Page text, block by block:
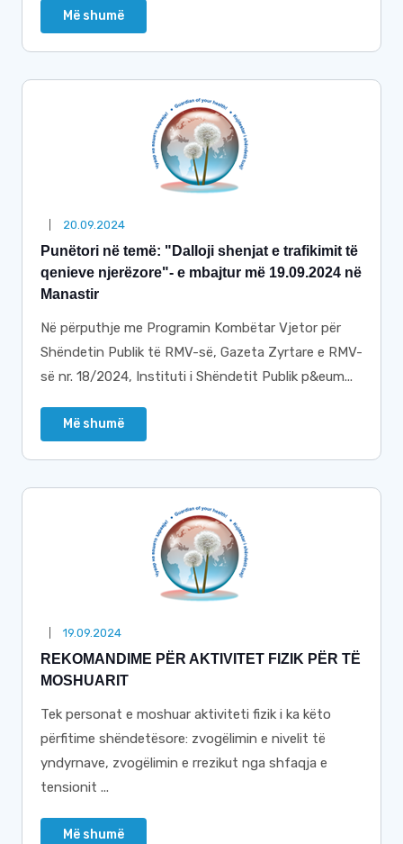
Më shumë
20.09.2024
Punëtori në temë: "Dalloji shenjat e trafikimit të
qenieve njerëzore"- e mbajtur më 19.09.2024 në
Manastir
Në përputhje me Programin Kombëtar Vjetor për
Shëndetin Publik të RMV-së, Gazeta Zyrtare e RMV-
së nr. 18/2024, Instituti i Shëndetit Publik p&eum...
Më shumë
19.09.2024
REKOMANDIME PËR AKTIVITET FIZIK PËR TË
MOSHUARIT
Tek personat e moshuar aktiviteti fizik i ka këto
përfitime shëndetësore: zvogëlimin e nivelit të
yndyrnave, zvogëlimin e rrezikut nga shfaqja e
tensionit ...
Më shumë